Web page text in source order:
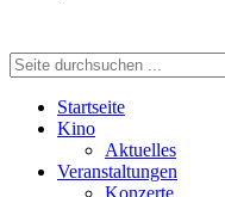
Startseite
Kino
Aktuelles
Veranstaltungen
Konzerte